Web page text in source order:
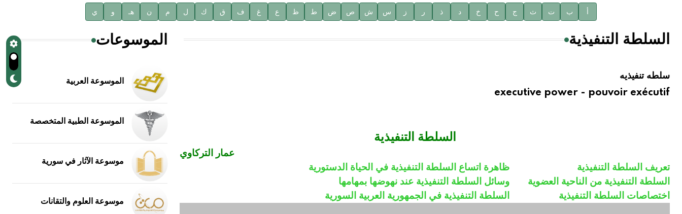
الأستاذ إياد خالد الطباع مدير عام لهيئة الموسوعة العربية
أ ب ت ث ج ح خ د ذ ر ز س ش ص ض ط ظ ع غ ف ق ك ل م ن هـ و ي
السلطة التنفيذية
سلطه تنفيذيه
executive power - pouvoir exécutif
السلطة التنفيذية
عمار التركاوي
تعريف السلطة التنفيذية
ظاهرة اتساع السلطة التنفيذية في الحياة الدستورية
السلطة التنفيذية من الناحية العضوية
وسائل السلطة التنفيذية عند نهوضها بمهامها
اختصاصات السلطة التنفيذية
السلطة التنفيذية في الجمهورية العربية السورية
الموسوعات
الموسوعة العربية
الموسوعة الطبية المتخصصة
موسوعة الآثار في سورية
موسوعة العلوم والتقانات